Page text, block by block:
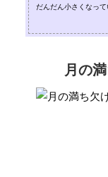
だんだん小さくなって
月の